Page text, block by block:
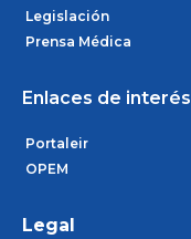
Legislación
Prensa Médica
Enlaces de interés
Portaleir
OPEM
Legal